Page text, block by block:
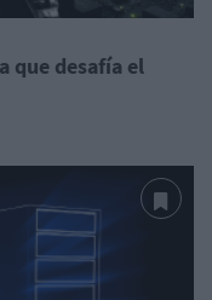
que desafía el